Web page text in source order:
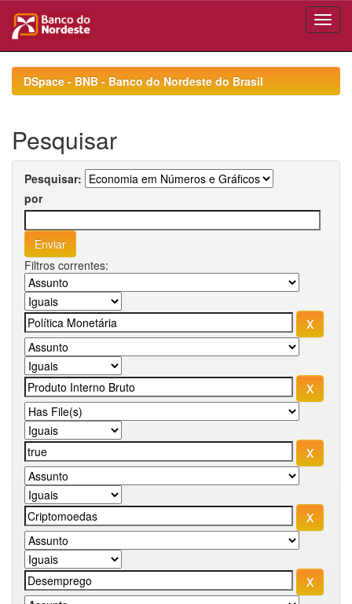
navigationDSpace - BNB - Banco do Nordeste do Brasil
Pesquisar
Pesquisar:
por
Filtros correntes: